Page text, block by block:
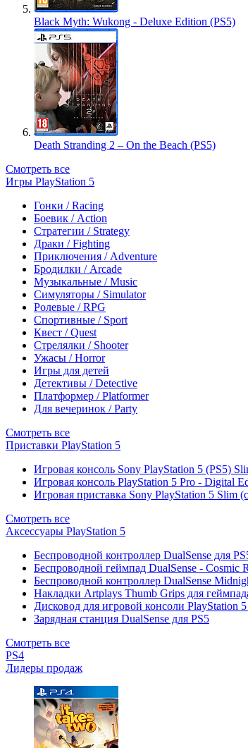
Black Myth: Wukong - Deluxe Edition (PS5)
Death Stranding 2 – On the Beach (PS5)
Смотреть все
Игры PlayStation 5
Гонки / Racing
Боевик / Action
Стратегии / Strategy
Драки / Fighting
Приключения / Adventure
Бродилки / Arcade
Музыкальные / Music
Симуляторы / Simulator
Ролевые / RPG
Спортивные / Sport
Квест / Quest
Стрелялки / Shooter
Ужасы / Horror
Игры для детей
Детективы / Detective
Платформер / Platformer
Для вечеринок / Party
Смотреть все
Приставки PlayStation 5
Игровая консоль Sony PlayStation 5 (PS5)
Игровая консоль PlayStation 5 Pro - Digital
Игровая приставка Sony PlayStation 5 Slim
Смотреть все
Аксессуары PlayStation 5
Беспроводной контроллер DualSense для
Беспроводной геймпад DualSense - Cosmic
Беспроводной контроллер DualSense
Накладки Artplays Thumb Grips для
Дисковод для игровой консоли PlayStation
Зарядная станция DualSense для PS5
Смотреть все
PS4
Лидеры продаж